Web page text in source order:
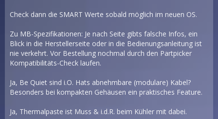
Check dann die SMART Werte sobald möglich im neuen OS.
Zu MB-Spezifikationen: Je nach Seite gibts falsche Infos, ein
Blick in die Herstellerseite oder in die Bedienungsanleitung ist
nie verkehrt. Vor Bestellung nochmal durch den Partpicker
Kompatibilitäts-Check laufen.
Ja, Be Quiet sind i.O. Hats abnehmbare (modulare) Kabel?
Besonders bei kompakten Gehäusen ein praktisches Feature.
Ja, Thermalpaste ist Muss & i.d.R. beim Kühler mit dabei.